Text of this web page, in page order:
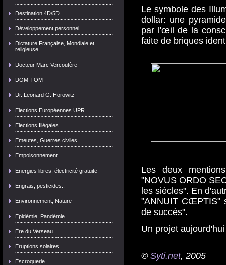
Destination 4D/5D
Développement personnel
Dictature Française, Mondiale et
religieuse
Docteur Marc Vercoutère
DOM-TOM
Dr. Leonard G. Horowitz
Elections Européennes UPR
Elections Illégales
Emeutes, Guerres civiles
Empoisonnement
Energies libres, électricité gratuite
Engrais, pesticides..
Environnement, Nature
Epidémie, Pandémie
Ere du Verseau
Eruptions solaires
Escroquerie
Le symbole des
dollar: une
par l'œil de la
faite de briques
Les deux
"NOVUS ORDO
les siècles". En
"ANNUIT CŒPTIS"
de succès".
Un projet
© Syti.net, 2005